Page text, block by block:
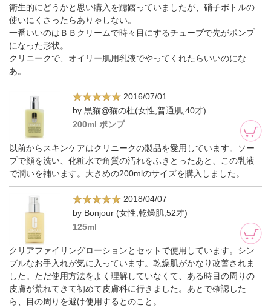
衛生的にどうかと思い購入を躊躇っていましたが、硝子ボトルの
使いにくさったらありゃしない。
一番いいのはＢＢクリームで時々目にするチューブで先がポンプ
になった形状。
クリニークで、オイリー肌用乳液でやってくれたらいいのにな
あ。
2016/07/01
by 黒猫@猫の杜(女性,普通肌,40才)
200ml ポンプ
以前からスキンケアはクリニークの製品を愛用しています。ソー
プで顔を洗い、化粧水で角質の汚れをふきとったあと、この乳液
で潤いを補います。大きめの200mlのサイズを購入しました。
2018/04/07
by Bonjour (女性,乾燥肌,52才)
125ml
クリアファイリングローションとセットで使用しています。シン
プルなお手入れが気に入っています。乾燥肌がかなり改善されま
した。ただ使用方法をよく理解していなくて、ある時目の周りの
皮膚が荒れてきて初めて皮膚科に行きました。あとで確認した
ら、目の周りを避け使用するとのこと。